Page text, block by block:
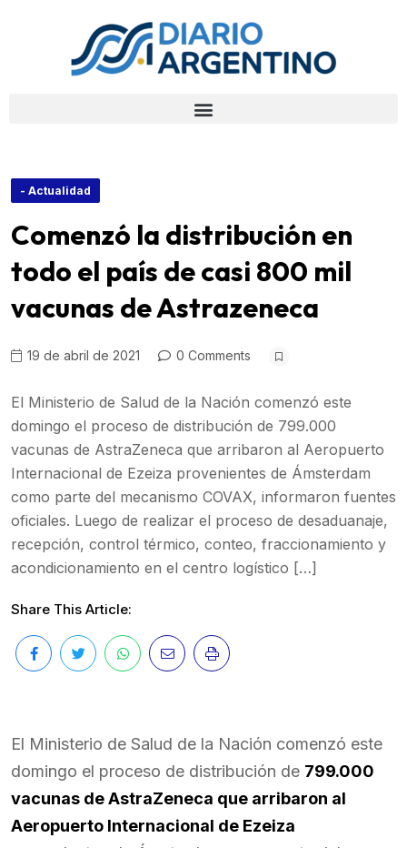
- Actualidad
Comenzó la distribución en
todo el país de casi 800 mil
vacunas de Astrazeneca
19 de abril de 2021 0 Comments
El Ministerio de Salud de la Nación comenzó este
domingo el proceso de distribución de 799.000
vacunas de AstraZeneca que arribaron al Aeropuerto
Internacional de Ezeiza provenientes de Ámsterdam
como parte del mecanismo COVAX, informaron fuentes
oficiales. Luego de realizar el proceso de desaduanaje,
recepción, control térmico, conteo, fraccionamiento y
acondicionamiento en el centro logístico […]
Share This Article:
El Ministerio de Salud de la Nación comenzó este
domingo el proceso de distribución de 799.000
vacunas de AstraZeneca que arribaron al
Aeropuerto Internacional de Ezeiza